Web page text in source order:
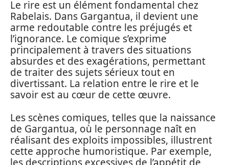
Le rire est un élément fondamental chez
Rabelais. Dans Gargantua, il devient une
arme redoutable contre les préjugés et
l’ignorance. Le comique s’exprime
principalement à travers des situations
absurdes et des exagérations, permettant
de traiter des sujets sérieux tout en
divertissant. La relation entre le rire et le
savoir est au cœur de cette œuvre.
Les scènes comiques, telles que la naissance
de Gargantua, où le personnage naît en
réalisant des exploits impossibles, illustrent
cette approche humoristique. Par exemple,